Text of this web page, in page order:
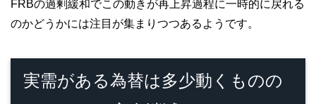
FRBの過剰緩和でこの動きが再上昇過程に一時的に戻れる
のかどうかには注目が集まりつつあるようです。
実需がある為替は多少動くものの